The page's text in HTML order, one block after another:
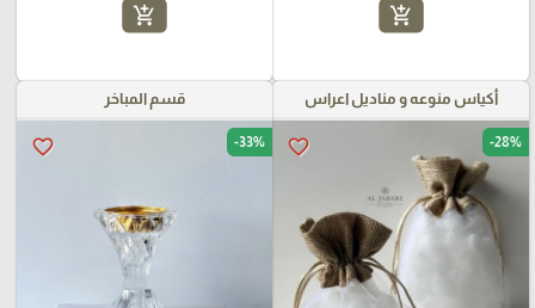
add_shopping_cart
add_shopping_cart
أكياس منوعه و مناديل اعراس
favorite_border -28%
قسم المباخر
favorite_border -33%